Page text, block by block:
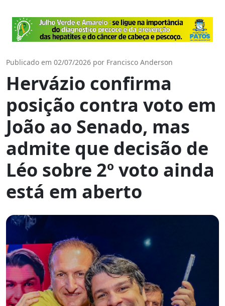
Publicado em 02/07/2026 por Francisco Anderson
Hervázio confirma
posição contra voto em
João ao Senado, mas
admite que decisão de
Léo sobre 2º voto ainda
está em aberto